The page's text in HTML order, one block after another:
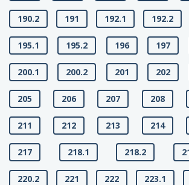
190.2 191 192.1 192.2
195.1 195.2 196 197
200.1 200.2 201 202
205 206 207 208
211 212 213 214
217 218.1 218.2
220.2 221 222 223.1